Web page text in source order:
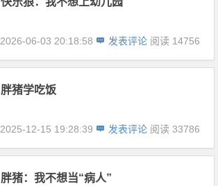
2026-06-03 20:18:58 发表评论 阅读 14756
胖猪学吃饭
2025-12-15 19:28:39 发表评论 阅读 33786
胖猪：我不想当“病人”